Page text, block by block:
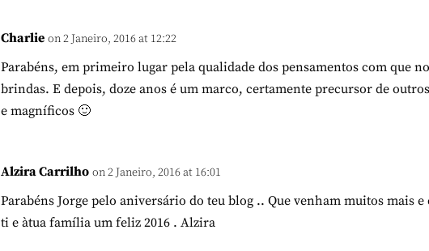
Charlie on 2 Janeiro, 2016 at 12:22
Parabéns, em primeiro lugar pela qualidade dos pensamentos com que
brindas. E depois, doze anos é um marco, certamente precursor de
e magníficos 🙂
Alzira Carrilho on 2 Janeiro, 2016 at 16:01
Parabéns Jorge pelo aniversário do teu blog .. Que venham muitos mais e
ti e àtua família um feliz 2016 . Alzira